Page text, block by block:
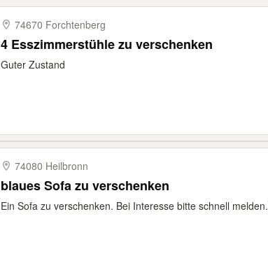
74670 Forchtenberg
4 Esszimmerstühle zu verschenken
Guter Zustand
74080 Heilbronn
blaues Sofa zu verschenken
Ein Sofa zu verschenken. Bei Interesse bitte schnell